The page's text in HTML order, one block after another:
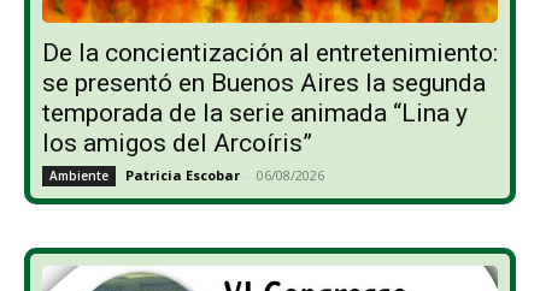
De la concientización al entretenimiento:
se presentó en Buenos Aires la segunda
temporada de la serie animada “Lina y
los amigos del Arcoíris”
Ambiente Patricia Escobar - 06/08/2026